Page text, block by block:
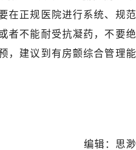
在正规医院进行系统、规范
者不能耐受抗凝药，不要绝
，建议到有房颤综合管理能
编辑：思渺